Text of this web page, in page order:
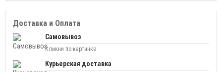
Доставка и Оплата
Самовывоз
Кликни по картинке
Курьерская доставка